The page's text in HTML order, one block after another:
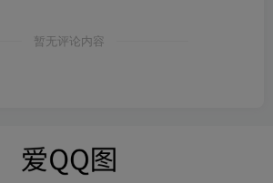
暂无评论内容